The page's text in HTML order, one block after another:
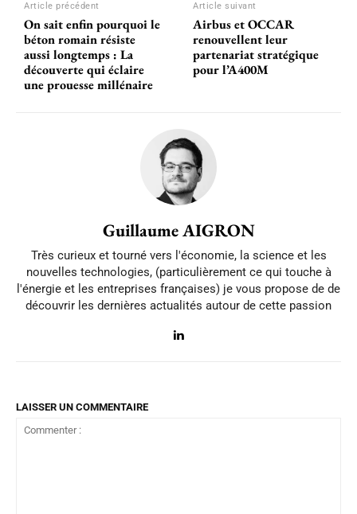
Article précédent
On sait enfin pourquoi le
béton romain résiste
aussi longtemps : La
découverte qui éclaire
une prouesse millénaire
Article suivant
Airbus et OCCAR
renouvellent leur
partenariat stratégique
pour l’A400M
Guillaume AIGRON
Très curieux et tourné vers l'économie, la science et les
nouvelles technologies, (particulièrement ce qui touche à
l'énergie et les entreprises françaises) je vous propose de de
découvrir les dernières actualités autour de cette passion
LAISSER UN COMMENTAIRE